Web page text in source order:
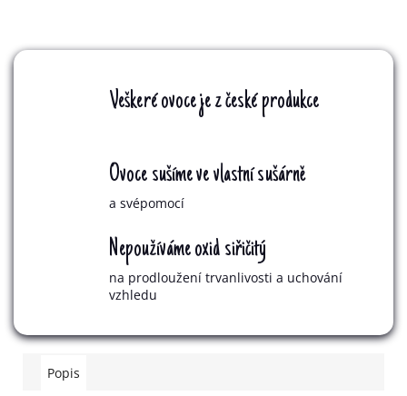
Veškeré ovoce je z české produkce
Ovoce sušíme ve vlastní sušárně
a svépomocí
Nepoužíváme oxid siřičitý
na prodloužení trvanlivosti a uchování
vzhledu
Popis